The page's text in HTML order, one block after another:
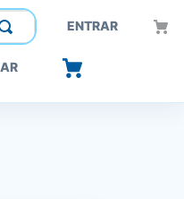
ENTRAR
inovando o futuro.